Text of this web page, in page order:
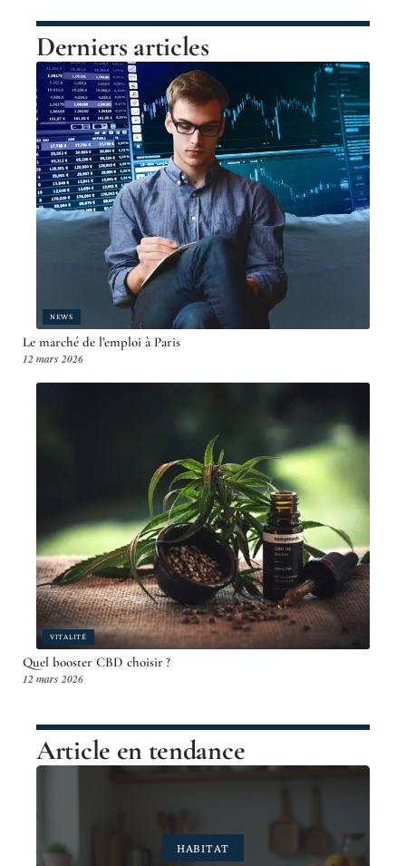
Derniers articles
NEWS
Le marché de l’emploi à Paris
12 mars 2026
VITALITÉ
Quel booster CBD choisir ?
12 mars 2026
Article en tendance
HABITAT